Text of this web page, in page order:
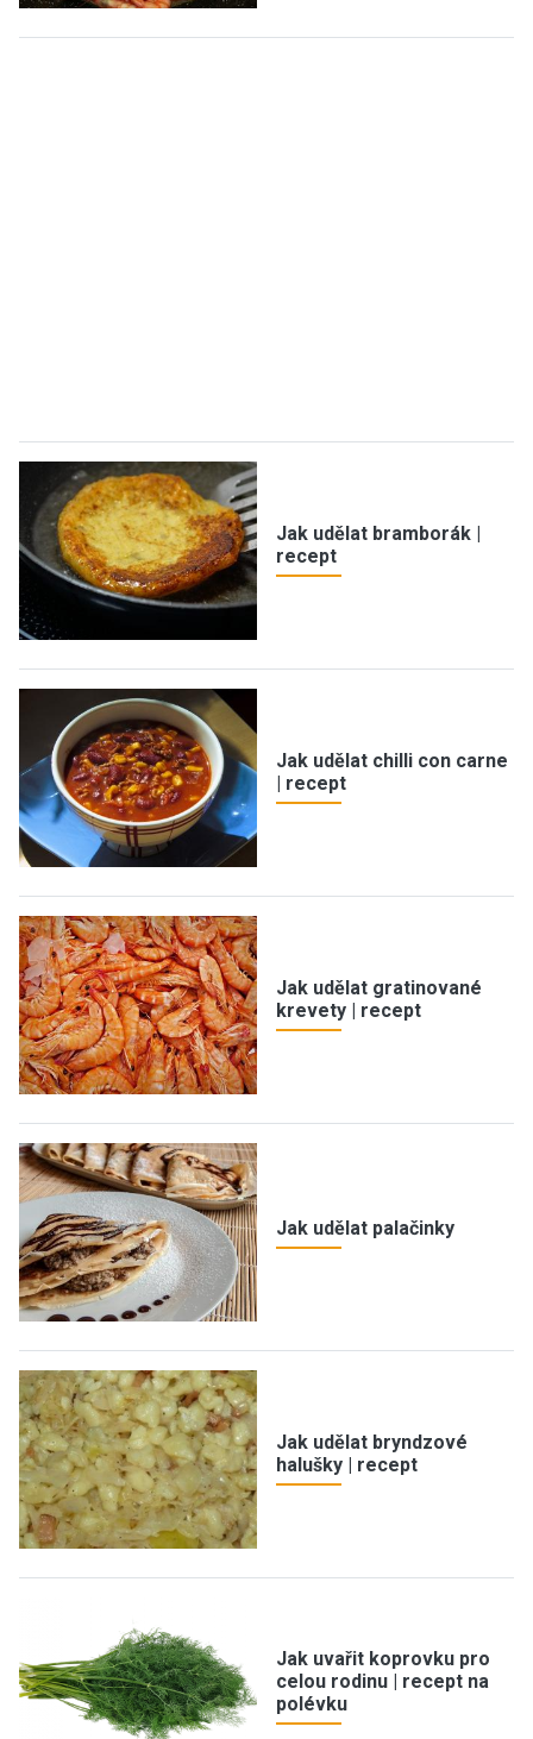
Jak udělat bramborák |
recept
Jak udělat chilli con carne
| recept
Jak udělat gratinované
krevety | recept
Jak udělat palačinky
Jak udělat bryndzové
halušky | recept
Jak uvařit koprovku pro
celou rodinu | recept na
polévku